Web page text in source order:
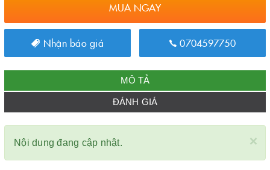
MUA NGAY
Nhận báo giá 0704597750
MÔ TẢ
ĐÁNH GIÁ
×
Nội dung đang cập nhật.